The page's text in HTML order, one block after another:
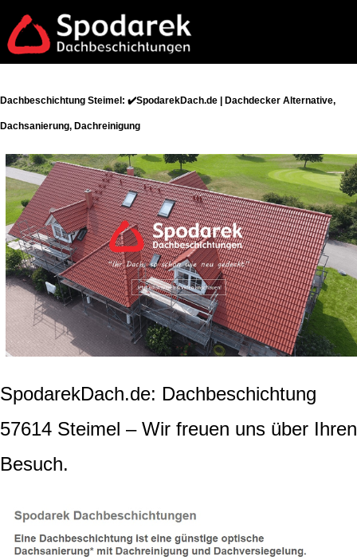
Dachbeschichtung Steimel: ✔️SpodarekDach.de | Dachdecker Alternative,
Dachsanierung, Dachreinigung
SpodarekDach.de: Dachbeschichtung
57614 Steimel – Wir freuen uns über Ihren
Besuch.